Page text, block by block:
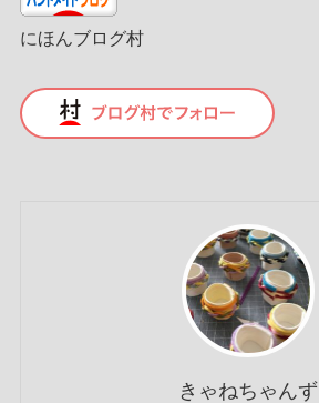
にほんブログ村
きゃねちゃんず